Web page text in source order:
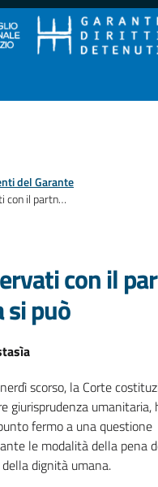
del Garante
in carcere: ora si può
con il
si può
scorso, la Corte
giurisprudenza umanitaria,
fermo a una questione
le modalità della pena
dignità umana.